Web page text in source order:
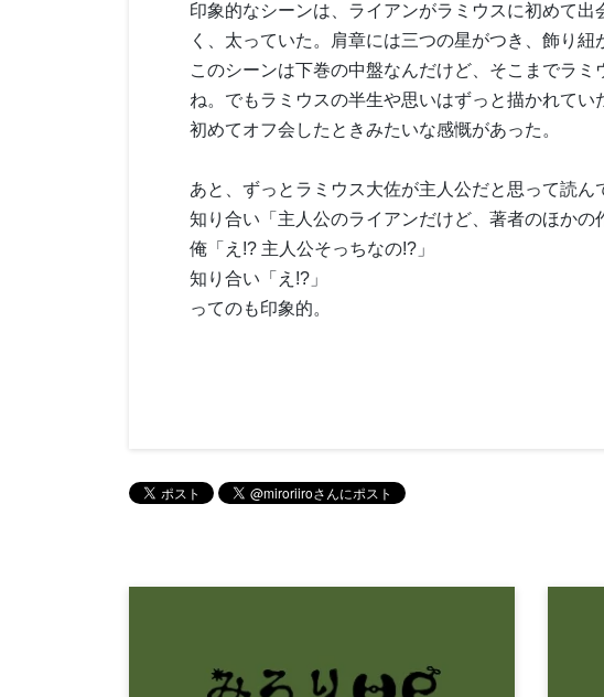
印象的なシーンは、ライアンがラミウスに初めて
く、太っていた。肩章には三つの星がつき、飾り
このシーンは下巻の中盤なんだけど、そこまでラ
ね。でもラミウスの半生や思いはずっと描かれて
初めてオフ会したときみたいな感慨があった。
あと、ずっとラミウス大佐が主人公だと思って読ん
知り合い「主人公のライアンだけど、著者のほかの
俺「え!? 主人公そっちなの!?」
知り合い「え!?」
ってのも印象的。